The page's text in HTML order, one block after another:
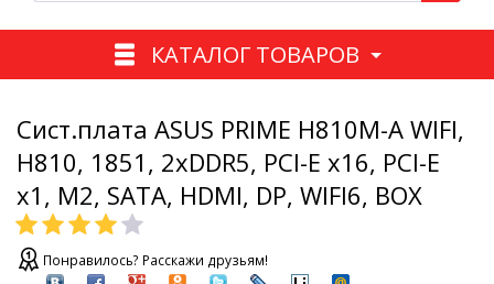
КАТАЛОГ ТОВАРОВ
Сист.плата ASUS PRIME H810M-A WIFI,
H810, 1851, 2xDDR5, PCI-E x16, PCI-E
x1, M2, SATA, HDMI, DP, WIFI6, BOX
Понравилось? Расскажи друзьям!